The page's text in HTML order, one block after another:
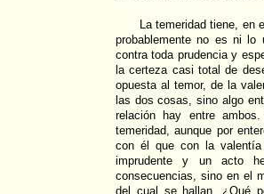
La temeridad tiene, en
probablemente no es ni lo
contra toda prudencia y
la certeza casi total de
opuesta al temor, de la
las dos cosas, sino algo
relación hay entre
temeridad, aunque por
con él que con la
imprudente y un acto
consecuencias, sino en el
del cual se hallan. ¿Qué